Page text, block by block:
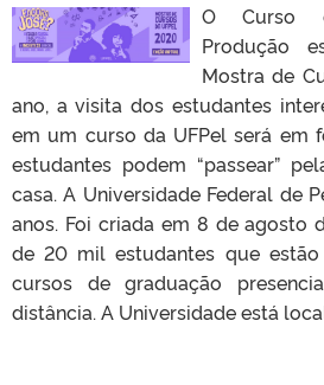
O Curso
Produção
Mostra de
ano, a visita dos estudantes
em um curso da UFPel será
estudantes podem “passear”
casa. A Universidade Federal de
anos. Foi criada em 8 de agosto
de 20 mil estudantes que estão
cursos de graduação
distância. A Universidade está